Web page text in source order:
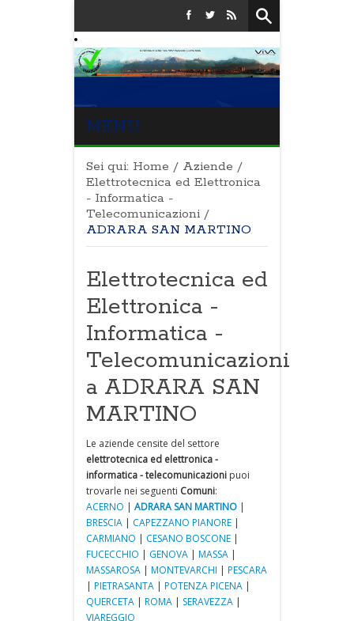
MENU
Sei qui: Home / Aziende /
Elettrotecnica ed Elettronica
- Informatica -
Telecomunicazioni /
ADRARA SAN MARTINO
Elettrotecnica ed
Elettronica -
Informatica -
Telecomunicazioni
a ADRARA SAN
MARTINO
Le aziende censite del settore
elettrotecnica ed elettronica -
informatica - telecomunicazioni puoi
trovarle nei seguenti Comuni:
ACERNO | ADRARA SAN MARTINO |
BRESCIA | CAPEZZANO PIANORE |
CARMIANO | CESANO BOSCONE |
FUCECCHIO | GENOVA | MASSA |
MASSAROSA | MONTEVARCHI | PESCARA
| PIETRASANTA | POTENZA PICENA |
QUERCETA | ROMA | SERAVEZZA |
VIAREGGIO